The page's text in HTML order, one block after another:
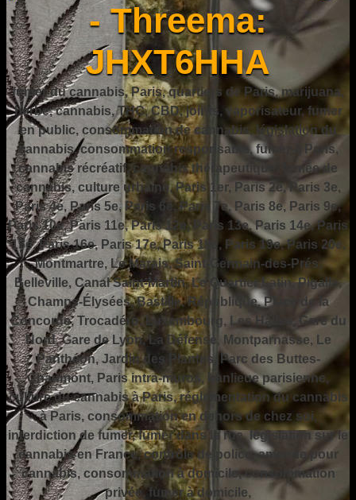
- Threema:
JHXT6HHA
fumer du cannabis, Paris, quartiers de Paris, marijuana,
herbe, cannabis, THC, CBD, joints, vaporisateur, fumer
en public, consommation de cannabis, législation du
cannabis, consommation responsable, fumer à Paris,
cannabis récréatif, cannabis thérapeutique, fumée de
cannabis, culture urbaine, Paris 1er, Paris 2e, Paris 3e,
Paris 4e, Paris 5e, Paris 6e, Paris 7e, Paris 8e, Paris 9e,
Paris 10e, Paris 11e, Paris 12e, Paris 13e, Paris 14e, Paris
15e, Paris 16e, Paris 17e, Paris 18e, Paris 19e, Paris 20e,
Montmartre, Le Marais, Saint-Germain-des-Prés,
Belleville, Canal Saint-Martin, Le Quartier Latin, Pigalle,
Champs-Élysées, Bastille, République, Place de la
Concorde, Trocadéro, Luxembourg, Les Halles, Gare du
Nord, Gare de Lyon, La Défense, Montparnasse, Le
Panthéon, Jardin des Plantes, Parc des Buttes-
Chaumont, Paris intra-muros, banlieue parisienne,
culture du cannabis à Paris, réglementation du cannabis
à Paris, consommation en dehors de chez soi,
interdiction de fumer, fumer dans la rue, législation sur le
cannabis en France, contrôle de police, amende pour
cannabis, consommation à domicile, consommation
privée, fumer à domicile,